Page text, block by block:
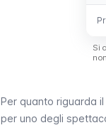
Si
Per quanto riguarda il
per uno degli